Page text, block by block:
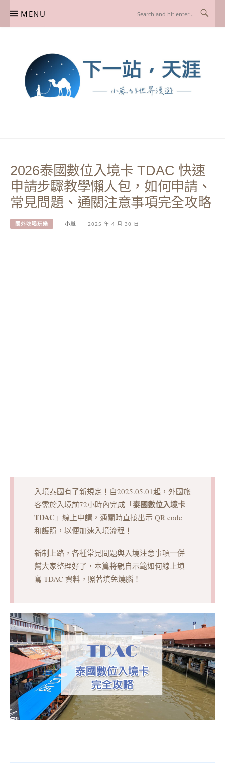
MENU
2026泰國數位入境卡 TDAC 快速
申請步驟教學懶人包，如何申請、
常見問題、通關注意事項完全攻略
國外吃喝玩樂 小嵐 2025 年 4 月 30 日
入境泰國有了新規定！自2025.05.01起，外國旅
客需於入境前72小時內完成「泰國數位入境卡
TDAC 」線上申請，通關時直接出示 QR code
和護照，以便加速入境流程！
新制上路，各種常見問題與入境注意事項一併
幫大家整理好了，本篇將親自示範如何線上填
寫 TDAC 資料，照著填免燒腦！